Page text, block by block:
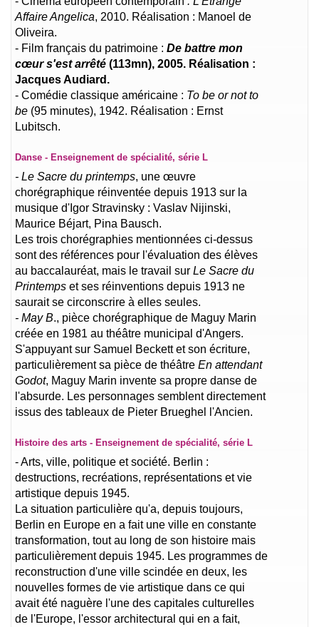
Affaire Angelica, 2010. Réalisation : Manoel de
Oliveira.
- Film français du patrimoine : De battre mon
cœur s'est arrêté (113mn), 2005. Réalisation :
Jacques Audiard.
- Comédie classique américaine : To be or not to
be (95 minutes), 1942. Réalisation : Ernst
Lubitsch.
Danse - Enseignement de spécialité, série L
- Le Sacre du printemps, une œuvre
chorégraphique réinventée depuis 1913 sur la
musique d'Igor Stravinsky : Vaslav Nijinski,
Maurice Béjart, Pina Bausch.
Les trois chorégraphies mentionnées ci-dessus
sont des références pour l'évaluation des élèves
au baccalauréat, mais le travail sur Le Sacre du
Printemps et ses réinventions depuis 1913 ne
saurait se circonscrire à elles seules.
- May B., pièce chorégraphique de Maguy Marin
créée en 1981 au théâtre municipal d'Angers.
S'appuyant sur Samuel Beckett et son écriture,
particulièrement sa pièce de théâtre En attendant
Godot, Maguy Marin invente sa propre danse de
l'absurde. Les personnages semblent directement
issus des tableaux de Pieter Brueghel l'Ancien.
Histoire des arts - Enseignement de spécialité, série L
- Arts, ville, politique et société. Berlin :
destructions, recréations, représentations et vie
artistique depuis 1945.
La situation particulière qu'a, depuis toujours,
Berlin en Europe en a fait une ville en constante
transformation, tout au long de son histoire mais
particulièrement depuis 1945. Les programmes de
reconstruction d'une ville scindée en deux, les
nouvelles formes de vie artistique dans ce qui
avait été naguère l'une des capitales culturelles
de l'Europe, l'essor architectural qui en a fait,